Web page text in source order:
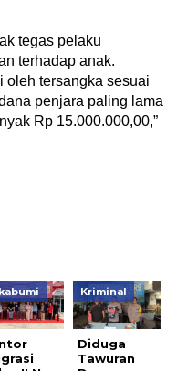
tegas pelaku
terhadap anak.
oleh tersangka sesuai
penjara paling lama
Rp 15.000.000,00,”
Kriminal
Diduga
Tawuran